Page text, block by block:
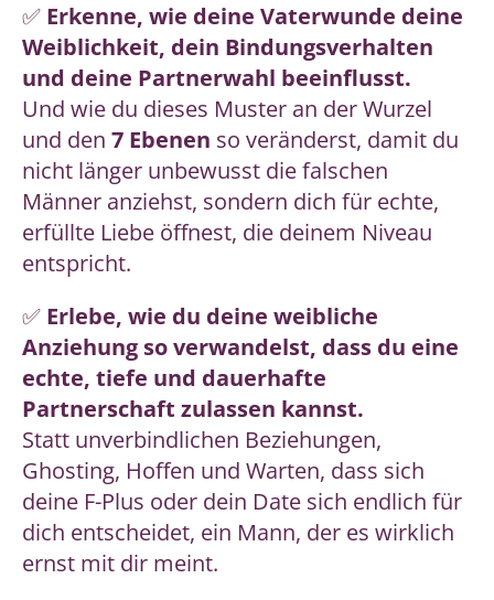
✅ Erkenne, wie deine Vaterwunde deine
Weiblichkeit, dein Bindungsverhalten
und deine Partnerwahl beeinflusst.
Und wie du dieses Muster an der Wurzel
und den 7 Ebenen so veränderst, damit du
nicht länger unbewusst die falschen
Männer anziehst, sondern dich für echte,
erfüllte Liebe öffnest, die deinem Niveau
entspricht.
✅ Erlebe, wie du deine weibliche
Anziehung so verwandelst, dass du eine
echte, tiefe und dauerhafte
Partnerschaft zulassen kannst.
Statt unverbindlichen Beziehungen,
Ghosting, Hoffen und Warten, dass sich
deine F-Plus oder dein Date sich endlich für
dich entscheidet, ein Mann, der es wirklich
ernst mit dir meint.